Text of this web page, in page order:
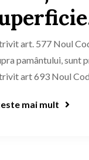
art. 577 Noul
pamântului, sunt
art 693 Noul
mai mult